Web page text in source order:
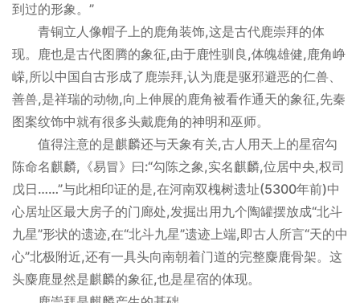
到过的形象。”
青铜立人像帽子上的鹿角装饰,这是古代鹿崇拜的体
现。鹿也是古代图腾的象征,由于鹿性驯良,体魄雄健,鹿角峥
嵘,所以中国自古形成了鹿崇拜,认为鹿是驱邪避恶的仁兽、
善兽,是祥瑞的动物,向上伸展的鹿角被看作通天的象征,先秦
图案纹饰中就有很多头戴鹿角的神明和巫师。
值得注意的是麒麟还与天象有关,古人用天上的星宿勾
陈命名麒麟,《易冒》曰:“勾陈之象,实名麒麟,位居中央,权司
戊日……”与此相印证的是,在河南双槐树遗址(5300年前)中
心居址区最大房子的门廊处,发掘出用九个陶罐摆放成“北斗
九星”形状的遗迹,在“北斗九星”遗迹上端,即古人所言“天的中
心”北极附近,还有一具头向南朝着门道的完整麋鹿骨架。这
头麋鹿显然是麒麟的象征,也是星宿的体现。